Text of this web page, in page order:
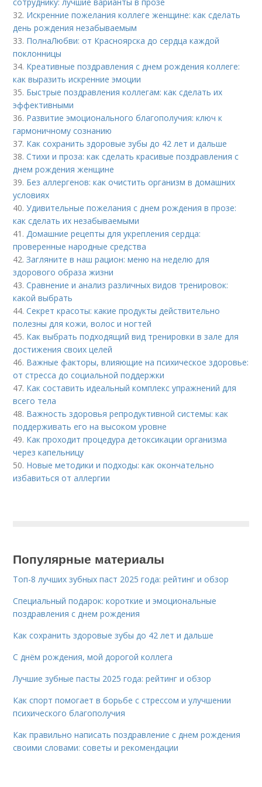
32. Искренние пожелания коллеге женщине: как сделать
день рождения незабываемым
33. ПолнаЛюбви: от Красноярска до сердца каждой
поклонницы
34. Креативные поздравления с днем рождения коллеге:
как выразить искренние эмоции
35. Быстрые поздравления коллегам: как сделать их
эффективными
36. Развитие эмоционального благополучия: ключ к
гармоничному сознанию
37. Как сохранить здоровые зубы до 42 лет и дальше
38.Стихи и проза: как сделать красивые поздравления с
днем рождения женщине
39. Без аллергенов: как очистить организм в домашних
условиях
40.Удивительные пожелания с днем рождения в прозе:
как сделать их незабываемыми
41. Домашние рецепты для укрепления сердца:
проверенные народные средства
42.Загляните в наш рацион: меню на неделю для
здорового образа жизни
43.Сравнение и анализ различных видов тренировок:
какой выбрать
44.Секрет красоты: какие продукты действительно
полезны для кожи, волос и ногтей
45. Как выбрать подходящий вид тренировки в зале для
достижения своих целей
46. Важные факторы, влияющие на психическое здоровье:
от стресса до социальной поддержки
47. Как составить идеальный комплекс упражнений для
всего тела
48. Важность здоровья репродуктивной системы: как
поддерживать его на высоком уровне
49. Как проходит процедура детоксикации организма
через капельницу
50. Новые методики и подходы: как окончательно
избавиться от аллергии
Популярные материалы
Топ-8 лучших зубных паст 2025 года: рейтинг и обзор
Специальный подарок: короткие и эмоциональные
поздравления с днем рождения
Как сохранить здоровые зубы до 42 лет и дальше
С днём рождения, мой дорогой коллега
Лучшие зубные пасты 2025 года: рейтинг и обзор
Как спорт помогает в борьбе с стрессом и улучшении
психического благополучия
Как правильно написать поздравление с днем рождения
своими словами: советы и рекомендации